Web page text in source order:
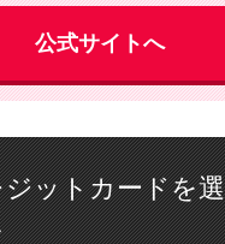
公式サイトへ
ットカードを